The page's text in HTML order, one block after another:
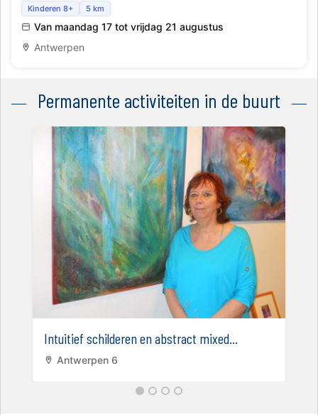
'Modekamp: Maak een nieuw ontwerp met pre-loved
kleding_Pulcinella_Week 8
Kinderen 8+ 5 km
Van maandag 17 tot vrijdag 21 augustus
Antwerpen
Permanente activiteiten in de buurt
Intuitief schilderen en abstract mixed...
Antwerpen 6